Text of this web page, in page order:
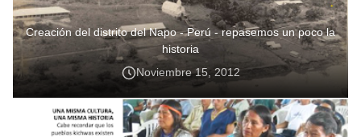
Creación del distrito del Napo - Perú - repasemos un poco la
historia
Noviembre 15, 2012